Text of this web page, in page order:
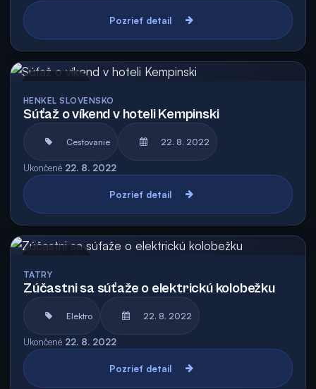
Pozrieť detail
HENKEL SLOVENSKO
Súťaž o víkend v hoteli Kempinski
Cestovanie 22. 8. 2022
Ukončené 22. 8. 2022
Pozrieť detail
TATRY
Zúčastni sa súťaže o elektrickú kolobežku
Elektro 22. 8. 2022
Ukončené 22. 8. 2022
Pozrieť detail